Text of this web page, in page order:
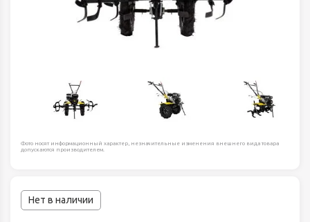
Фото носят информационный характер, незначительные изменения внешнего вида товара
допускаются производителем.
Нет в наличии